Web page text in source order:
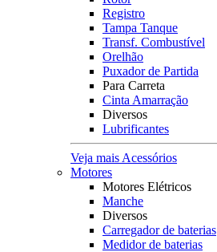
Registro
Tampa Tanque
Transf. Combustível
Orelhão
Puxador de Partida
Para Carreta
Cinta Amarração
Diversos
Lubrificantes
Veja mais Acessórios
Motores
Motores Elétricos
Manche
Diversos
Carregador de baterias
Medidor de baterias